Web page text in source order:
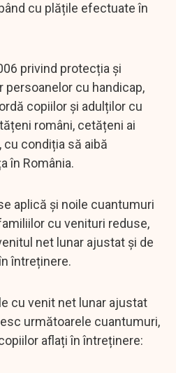
cu plățile efectuate în
privind protecția și
persoanelor cu handicap,
copiilor și adulților cu
români, cetățeni ai
cu condiția să aibă
în România.
aplică și noile cuantumuri
cu venituri reduse,
net lunar ajustat și de
întreținere.
cu venit net lunar ajustat
următoarele cuantumuri,
aflați în întreținere: